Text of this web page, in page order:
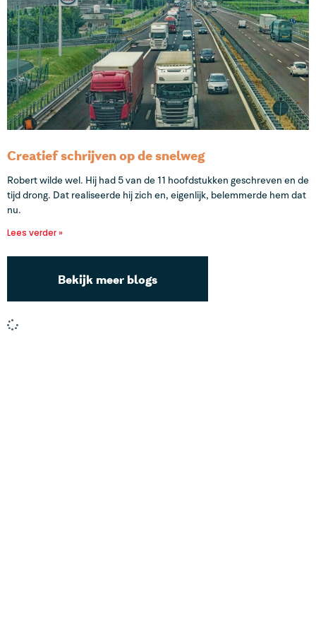
Creatief schrijven op de snelweg
Robert wilde wel. Hij had 5 van de 11 hoofdstukken geschreven en de
tijd drong. Dat realiseerde hij zich en, eigenlijk, belemmerde hem dat
nu.
Lees verder »
Bekijk meer blogs